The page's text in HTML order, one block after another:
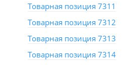
Товарная позиция 7311
Товарная позиция 7312
Товарная позиция 7313
Товарная позиция 7314